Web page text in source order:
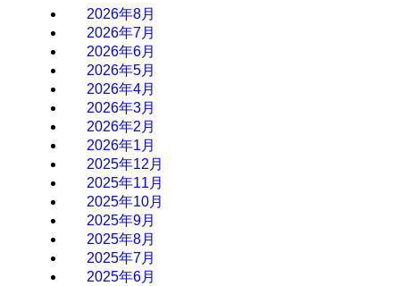
2026年8月
2026年7月
2026年6月
2026年5月
2026年4月
2026年3月
2026年2月
2026年1月
2025年12月
2025年11月
2025年10月
2025年9月
2025年8月
2025年7月
2025年6月